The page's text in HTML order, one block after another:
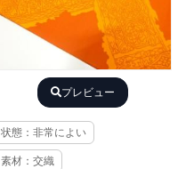
プレビュー
状態：非常によい
素材：交織